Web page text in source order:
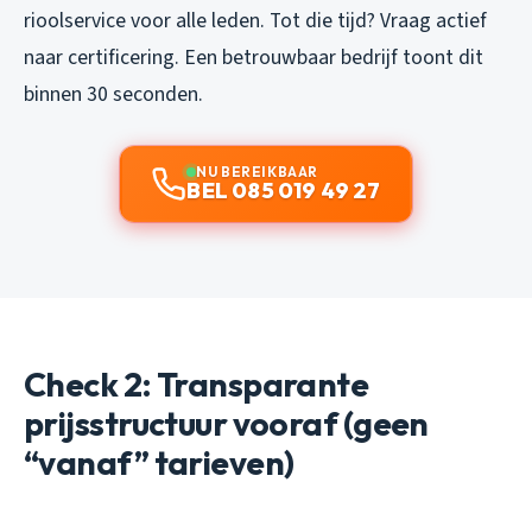
rioolservice voor alle leden. Tot die tijd? Vraag actief
naar certificering. Een betrouwbaar bedrijf toont dit
binnen 30 seconden.
NU BEREIKBAAR
BEL 085 019 49 27
Check 2: Transparante
prijsstructuur vooraf (geen
“vanaf” tarieven)